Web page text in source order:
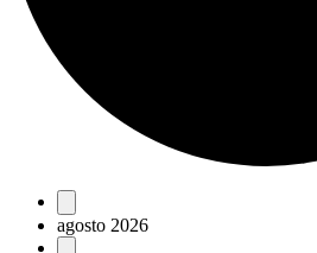
Eventos
agosto 2026